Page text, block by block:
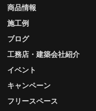
商品情報
施工例
ブログ
工務店・建築会社紹介
イベント
キャンペーン
フリースペース